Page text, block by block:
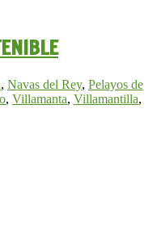
, Navas del Rey, Pelayos de
, Villamanta, Villamantilla,